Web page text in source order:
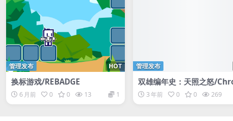
HOT
管理发布
换标游戏/REBADGE
6 月前 0 0 13 1
管理发布
双雄编年史：天照之怒/
cles of 2 Heroes:
u’s Wrath
3 年前 0 0 269